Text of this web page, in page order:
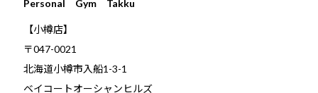
Personal Gym Takku
【小樽店】
〒047-0021
北海道小樽市入船1-3-1
ベイコートオーシャンヒルズ